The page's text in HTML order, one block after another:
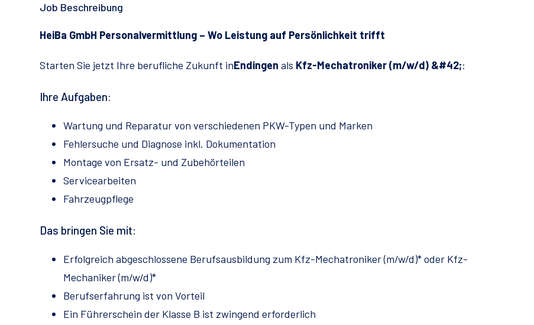
Job Beschreibung
HeiBa GmbH Personalvermittlung – Wo Leistung auf Persönlichkeit trifft
Starten Sie jetzt Ihre berufliche Zukunft inEndingen als Kfz-Mechatroniker (m/w/d) &#42;:
Ihre Aufgaben:
Wartung und Reparatur von verschiedenen PKW-Typen und Marken
Fehlersuche und Diagnose inkl. Dokumentation
Montage von Ersatz- und Zubehörteilen
Servicearbeiten
Fahrzeugpflege
Das bringen Sie mit:
Erfolgreich abgeschlossene Berufsausbildung zum Kfz-Mechatroniker (m/w/d)* oder Kfz-
Mechaniker (m/w/d)*
Berufserfahrung ist von Vorteil
Ein Führerschein der Klasse B ist zwingend erforderlich